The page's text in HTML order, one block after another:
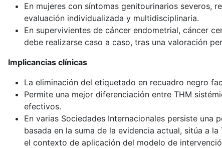
En mujeres con síntomas genitourinarios severos,
evaluación individualizada y multidisciplinaria.
En supervivientes de cáncer endometrial, cáncer
debe realizarse caso a caso, tras una valoración
Implicancias clínicas
La eliminación del etiquetado en recuadro negro
Permite una mejor diferenciación entre THM
efectivos.
En varias Sociedades Internacionales persiste
basada en la suma de la evidencia actual, sitúa a
el contexto de aplicación del modelo de